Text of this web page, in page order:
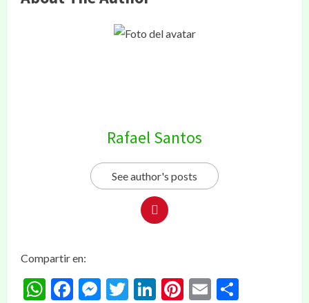
Rafael Santos
See author's posts
Compartir en:
WhatsApp
Facebook
Messenger
Twitter
LinkedIn
Pinterest
Email